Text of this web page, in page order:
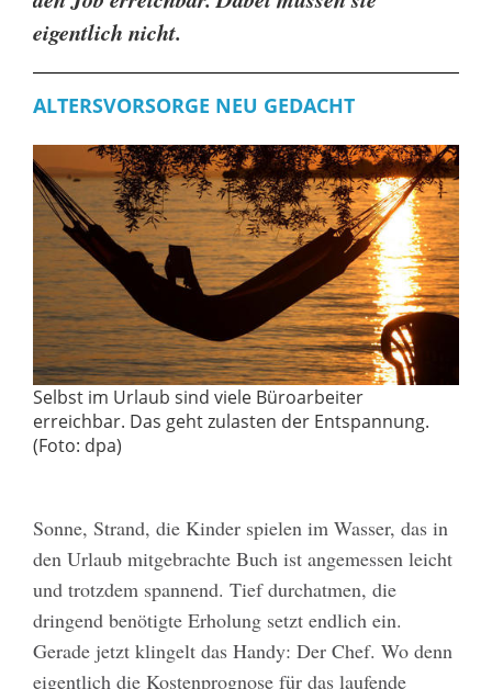
eigentlich nicht.
ALTERSVORSORGE NEU GEDACHT
Selbst im Urlaub sind viele Büroarbeiter
erreichbar. Das geht zulasten der Entspannung.
(Foto: dpa)
Sonne, Strand, die Kinder spielen im Wasser, das in
den Urlaub mitgebrachte Buch ist angemessen leicht
und trotzdem spannend. Tief durchatmen, die
dringend benötigte Erholung setzt endlich ein.
Gerade jetzt klingelt das Handy: Der Chef. Wo denn
eigentlich die Kostenprognose für das laufende